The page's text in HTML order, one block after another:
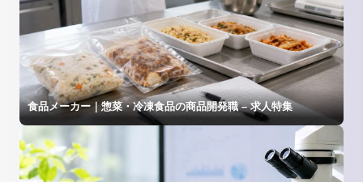
食品メーカー｜惣菜・冷凍食品の商品開発職 – 求人特集